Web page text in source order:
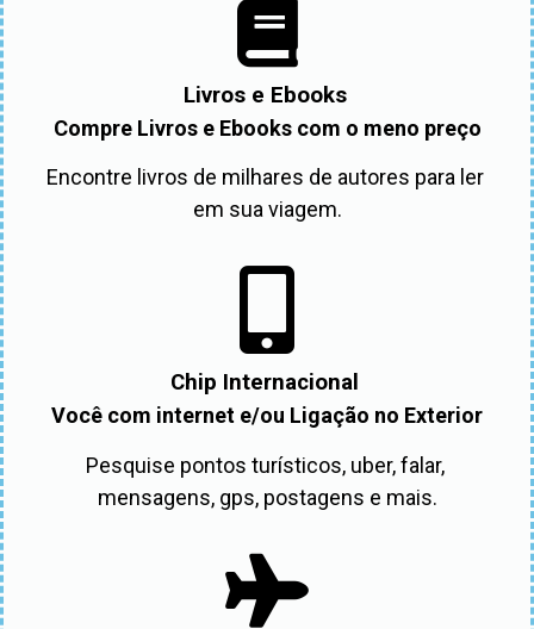
Livros e Ebooks
Compre Livros e Ebooks com o meno preço
Encontre livros de milhares de autores para ler
em sua viagem.
Chip Internacional
Você com internet e/ou Ligação no Exterior
Pesquise pontos turísticos, uber, falar,
mensagens, gps, postagens e mais.